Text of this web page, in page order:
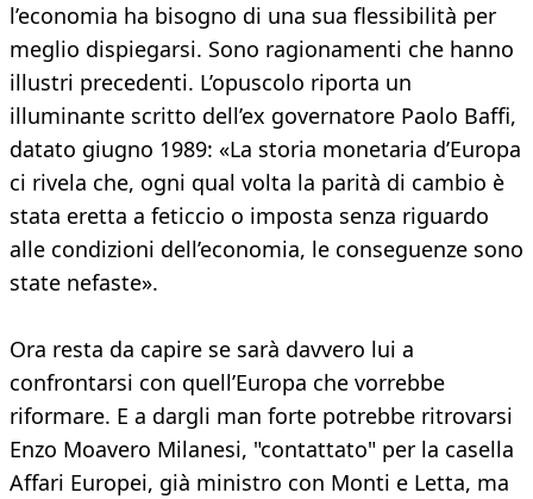
l’economia ha bisogno di una sua flessibilità per
meglio dispiegarsi. Sono ragionamenti che hanno
illustri precedenti. L’opuscolo riporta un
illuminante scritto dell’ex governatore Paolo Baffi,
datato giugno 1989: «La storia monetaria d’Europa
ci rivela che, ogni qual volta la parità di cambio è
stata eretta a feticcio o imposta senza riguardo
alle condizioni dell’economia, le conseguenze sono
state nefaste».
Ora resta da capire se sarà davvero lui a
confrontarsi con quell’Europa che vorrebbe
riformare. E a dargli man forte potrebbe ritrovarsi
Enzo Moavero Milanesi, "contattato" per la casella
Affari Europei, già ministro con Monti e Letta, ma